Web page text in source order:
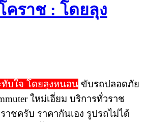
คราช : โดยลุง
บใจ โดยลุงหนอน ขับรถปลอดภัย
ใหม่เอี่ยม บริการทั่วราช
าชครับ ราคากันเอง รูปรถไม่ได้